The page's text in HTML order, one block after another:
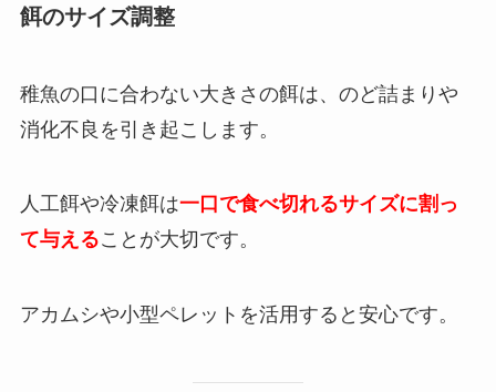
餌のサイズ調整
稚魚の口に合わない大きさの餌は、のど詰まりや
消化不良を引き起こします。
人工餌や冷凍餌は一口で食べ切れるサイズに割っ
て与えることが大切です。
アカムシや小型ペレットを活用すると安心です。